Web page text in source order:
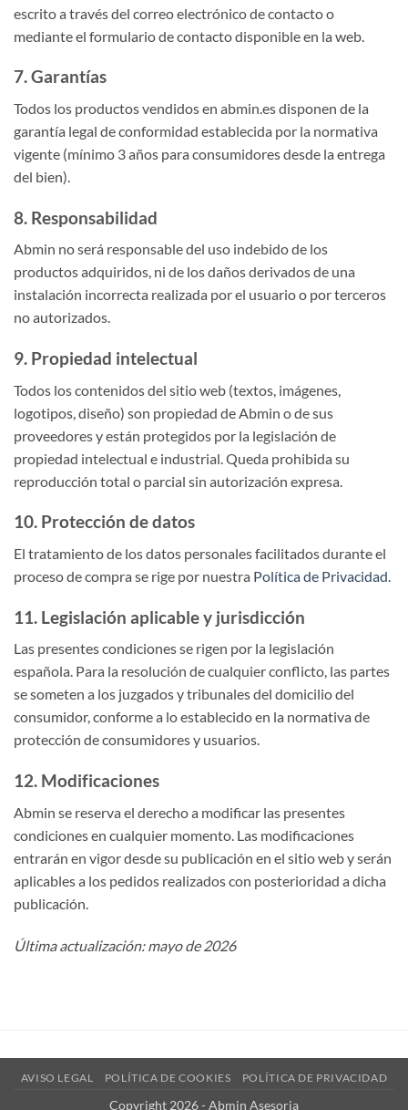
escrito a través del correo electrónico de contacto o
mediante el formulario de contacto disponible en la web.
7. Garantías
Todos los productos vendidos en abmin.es disponen de la
garantía legal de conformidad establecida por la normativa
vigente (mínimo 3 años para consumidores desde la entrega
del bien).
8. Responsabilidad
Abmin no será responsable del uso indebido de los
productos adquiridos, ni de los daños derivados de una
instalación incorrecta realizada por el usuario o por terceros
no autorizados.
9. Propiedad intelectual
Todos los contenidos del sitio web (textos, imágenes,
logotipos, diseño) son propiedad de Abmin o de sus
proveedores y están protegidos por la legislación de
propiedad intelectual e industrial. Queda prohibida su
reproducción total o parcial sin autorización expresa.
10. Protección de datos
El tratamiento de los datos personales facilitados durante el
proceso de compra se rige por nuestra Política de Privacidad.
11. Legislación aplicable y jurisdicción
Las presentes condiciones se rigen por la legislación
española. Para la resolución de cualquier conflicto, las partes
se someten a los juzgados y tribunales del domicilio del
consumidor, conforme a lo establecido en la normativa de
protección de consumidores y usuarios.
12. Modificaciones
Abmin se reserva el derecho a modificar las presentes
condiciones en cualquier momento. Las modificaciones
entrarán en vigor desde su publicación en el sitio web y serán
aplicables a los pedidos realizados con posterioridad a dicha
publicación.
Última actualización: mayo de 2026
AVISO LEGAL POLÍTICA DE COOKIES POLÍTICA DE PRIVACIDAD
Copyright 2026 - Abmin Asesoria